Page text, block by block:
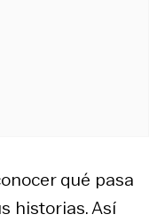
qué pasa
historias. Así